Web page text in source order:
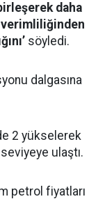
daha
söyledi.
dalgasına
2 yükselerek
ulaştı.
petrol fiyatları